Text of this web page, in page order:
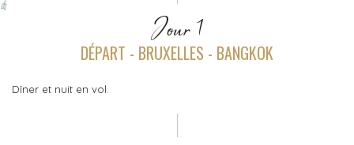
Jour 1
DÉPART - BRUXELLES - BANGKOK
Dîner et nuit en vol.